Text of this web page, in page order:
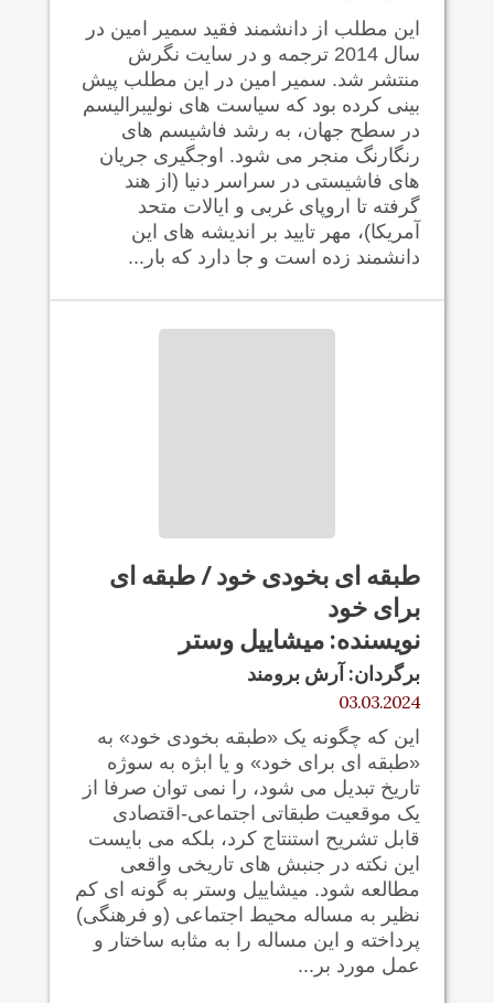
این مطلب از دانشمند فقید سمیر امین در
سال 2014 ترجمه و در سایت نگرش
منتشر شد. سمیر امین در این مطلب پیش
بینی کرده بود که سیاست های نولیبرالیسم
در سطح جهان، به رشد فاشیسم های
رنگارنگ منجر می شود. اوجگیری جریان
های فاشیستی در سراسر دنیا (از هند
گرفته تا اروپای غربی و ایالات متحد
آمریکا)، مهر تایید بر اندیشه های این
دانشمند زده است و جا دارد که بار...
طبقه ای بخودی خود / طبقه ای
برای خود
نویسنده: میشاییل وستر
برگردان: آرش برومند
03.03.2024
این که چگونه یک «طبقه بخودی خود» به
«طبقه ای برای خود» و یا ابژه به سوژه
تاریخ تبدیل می شود، را نمی توان صرفا از
یک موقعیت طبقاتی اجتماعی-اقتصادی
قابل تشریح استنتاج کرد، بلکه می بایست
این نکته در جنبش های تاریخی واقعی
مطالعه شود. میشاییل وستر به گونه ای کم
نظیر به مساله محیط اجتماعی (و فرهنگی)
پرداخته و این مساله را به مثابه ساختار و
عمل مورد بر...